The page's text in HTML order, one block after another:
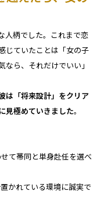
人柄でした。これまで恋
じていたことは「女の子
ら、それだけでいい」
は「将来設計」をクリア
見極めていきました。
て帯同と単身赴任を選べ
かれている環境に誠実で